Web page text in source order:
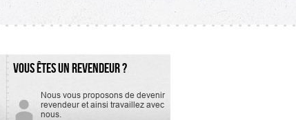
VOUS ÊTES UN REVENDEUR ?
Nous vous proposons de devenir
revendeur et ainsi travaillez avec
nous.